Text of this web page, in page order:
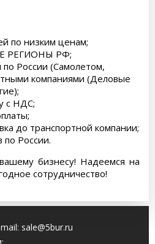
по низким ценам;
РЕГИОНЫ РФ;
по России (Самолетом,
компаниями (Деловые
с НДС;
до транспортной компании;
по России.
бизнесу! Надеемся на
сотрудничество!
sale@5bur.ru